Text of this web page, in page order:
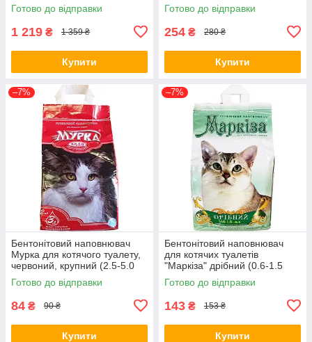
Готово до відправки
1 219 ₴ 1 359 ₴
Купити
Готово до відправки
254 ₴ 280 ₴
Купити
–7%
Бентонітовий наповнювач
Мурка для котячого туалету,
червоний, крупний (2.5-5.0
мм), 2 кг/3 л
Готово до відправки
84 ₴ 90 ₴
Купити
–7%
Бентонітовий наповнювач
для котячих туалетів
"Маркіза" дрібний (0.6-1.5
мм) 5 кг
Готово до відправки
143 ₴ 153 ₴
Купити